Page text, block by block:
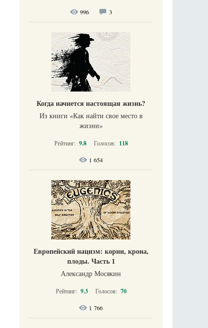
996 3
Когда начнется настоящая жизнь?
Из книги «Как найти свое место в
жизни​»
Рейтинг: 9.8 Голосов: 118
1 654
Европейский нацизм: корни, крона,
плоды. Часть 1
Александр Мосякин
Рейтинг: 9.3 Голосов: 70
1 766